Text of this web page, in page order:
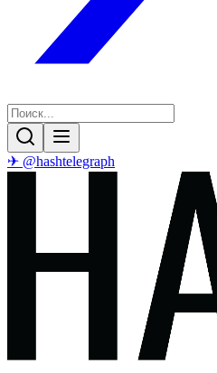
✈ @hashtelegraph